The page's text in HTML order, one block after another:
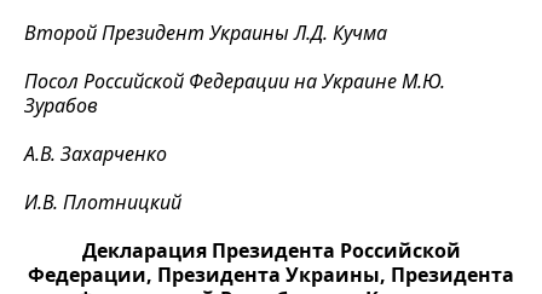
Второй Президент Украины Л.Д. Кучма
Посол Российской Федерации на Украине М.Ю.
Зурабов
А.В. Захарченко
И.В. Плотницкий
Декларация Президента Российской
Федерации, Президента Украины, Президента